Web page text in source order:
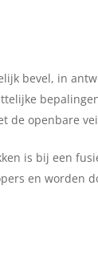
bevel, in
de openbare
is bij een
en worden